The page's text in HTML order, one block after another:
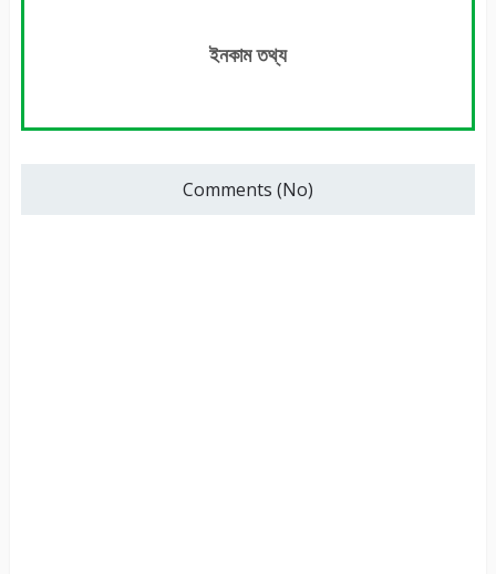
ইনকাম তথ্য
Comments (No)